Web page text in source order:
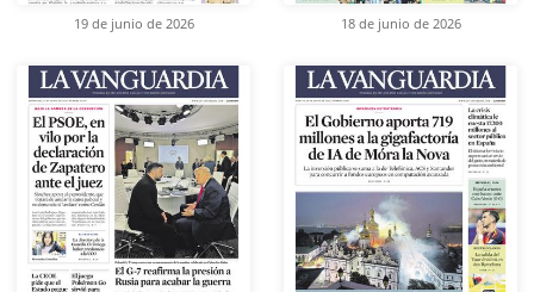
19 de junio de 2026 18 de junio de 2026